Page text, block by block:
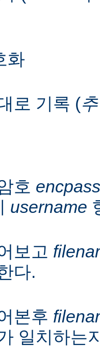
화
로 기록 (
호
username
보고
다.
본후
일치하는